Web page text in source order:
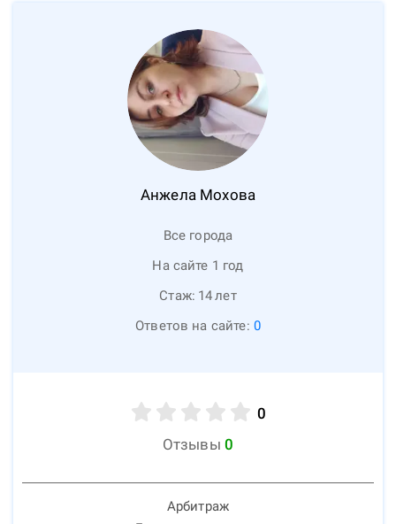
Анжела Мохова
Все города
На сайте 1 год
Стаж: 14лет
Ответов на сайте: 0
0
Отзывы 0
Арбитраж